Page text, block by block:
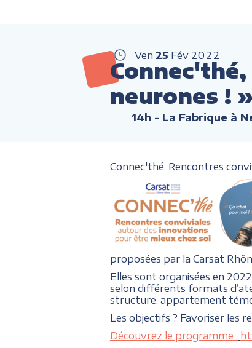
Ven 25 Fév 2022
neurones !
14h - La Fabrique à
Connec'thé, Rencontres
proposées par la Carsat
Elles sont organisées en
selon différents formats
structure, appartement
Les objectifs ? Favoriser les
Découvrez le programme :